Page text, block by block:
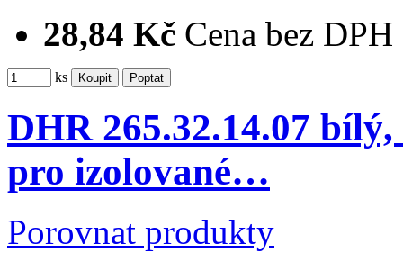
28,84 Kč Cena bez DPH
ks
DHR 265.32.14.07
pro izolované…
Porovnat produkty